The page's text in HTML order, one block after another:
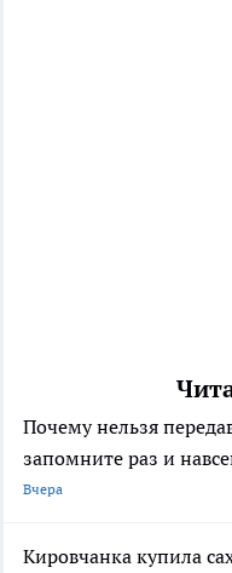
Почему нельзя
запомните раз и
Вчера
Кировчанка купила